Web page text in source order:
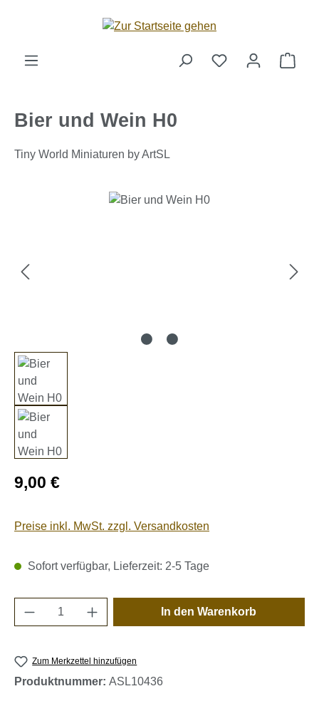
Zum Hauptinhalt springen
Bier und Wein H0
Tiny World Miniaturen by ArtSL
Bildergalerie überspringen
Regulärer Preis:
9,00 €
Preise inkl. MwSt. zzgl. Versandkosten
Sofort verfügbar, Lieferzeit: 2-5 Tage
Produkt Anzahl: Gib den gewünschten
In den Warenkorb
Zum Merkzettel hinzufügen
Produktnummer: ASL10436